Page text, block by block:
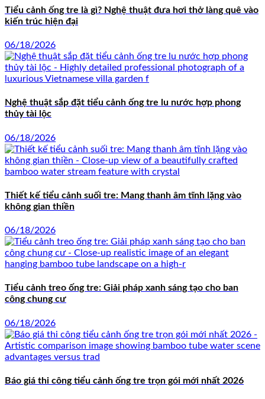
Tiểu cảnh ống tre là gì? Nghệ thuật đưa hơi thở làng quê vào
kiến trúc hiện đại
06/18/2026
Nghệ thuật sắp đặt tiểu cảnh ống tre lu nước hợp phong
thủy tài lộc
06/18/2026
Thiết kế tiểu cảnh suối tre: Mang thanh âm tĩnh lặng vào
không gian thiền
06/18/2026
Tiểu cảnh treo ống tre: Giải pháp xanh sáng tạo cho ban
công chung cư
06/18/2026
Báo giá thi công tiểu cảnh ống tre trọn gói mới nhất 2026